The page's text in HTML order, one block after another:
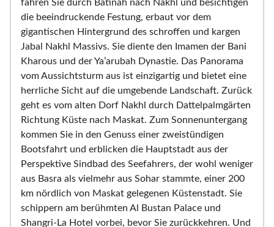
fahren Sie durch Batinah nach Nakhl und besichtigen
die beeindruckende Festung, erbaut vor dem
gigantischen Hintergrund des schroffen und kargen
Jabal Nakhl Massivs. Sie diente den Imamen der Bani
Kharous und der Ya’arubah Dynastie. Das Panorama
vom Aussichtsturm aus ist einzigartig und bietet eine
herrliche Sicht auf die umgebende Landschaft. Zurück
geht es vom alten Dorf Nakhl durch Dattelpalmgärten
Richtung Küste nach Maskat. Zum Sonnenuntergang
kommen Sie in den Genuss einer zweistündigen
Bootsfahrt und erblicken die Hauptstadt aus der
Perspektive Sindbad des Seefahrers, der wohl weniger
aus Basra als vielmehr aus Sohar stammte, einer 200
km nördlich von Maskat gelegenen Küstenstadt. Sie
schippern am berühmten Al Bustan Palace und
Shangri-La Hotel vorbei, bevor Sie zurückkehren. Und